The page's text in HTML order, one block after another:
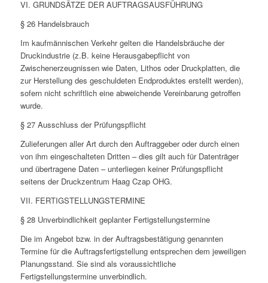
VI. GRUNDSÄTZE DER AUFTRAGSAUSFÜHRUNG
§ 26 Handelsbrauch
Im kaufmännischen Verkehr gelten die Handelsbräuche der
Druckindustrie (z.B. keine Herausgabepflicht von
Zwischenerzeugnissen wie Daten, Lithos oder Druckplatten, die
zur Herstellung des geschuldeten Endproduktes erstellt werden),
sofern nicht schriftlich eine abweichende Vereinbarung getroffen
wurde.
§ 27 Ausschluss der Prüfungspflicht
Zulieferungen aller Art durch den Auftraggeber oder durch einen
von ihm eingeschalteten Dritten – dies gilt auch für Datenträger
und übertragene Daten – unterliegen keiner Prüfungspflicht
seitens der Druckzentrum Haag Czap OHG.
VII. FERTIGSTELLUNGSTERMINE
§ 28 Unverbindlichkeit geplanter Fertigstellungstermine
Die im Angebot bzw. in der Auftragsbestätigung genannten
Termine für die Auftragsfertigstellung entsprechen dem jeweiligen
Planungsstand. Sie sind als voraussichtliche
Fertigstellungstermine unverbindlich.